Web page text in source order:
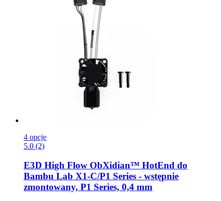
4 opcje
5.0 (2)
E3D High Flow ObXidian™ HotEnd do
Bambu Lab X1-​C/P1 Series -​ wstępnie
zmontowany, P1 Series, 0,4 mm